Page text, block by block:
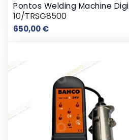
Pontos Welding Machine
10/TRSG8500
650,00 €Preço